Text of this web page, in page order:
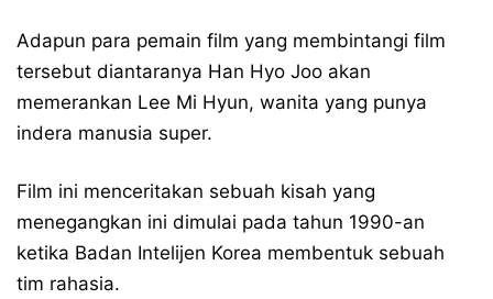
Adapun para pemain film yang membintangi film
tersebut diantaranya Han Hyo Joo akan
memerankan Lee Mi Hyun, wanita yang punya
indera manusia super.
Film ini menceritakan sebuah kisah yang
menegangkan ini dimulai pada tahun 1990-an
ketika Badan Intelijen Korea membentuk sebuah
tim rahasia.